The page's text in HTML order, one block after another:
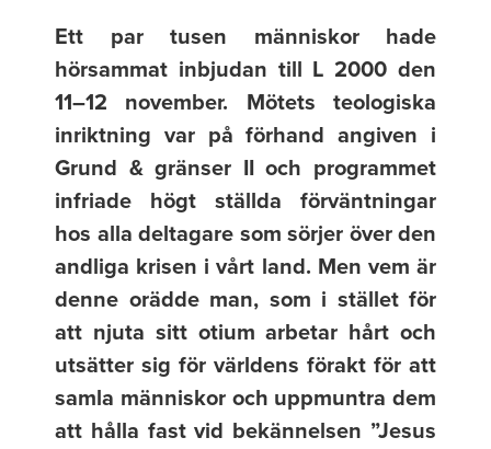
Ett par tusen människor hade
hörsammat inbjudan till L 2000 den
11–12 november. Mötets teologiska
inriktning var på förhand angiven i
Grund & gränser II och programmet
infriade högt ställda förväntningar
hos alla deltagare som sörjer över den
andliga krisen i vårt land. Men vem är
denne orädde man, som i stället för
att njuta sitt otium arbetar hårt och
utsätter sig för världens förakt för att
samla människor och uppmuntra dem
att hålla fast vid bekännelsen ”Jesus